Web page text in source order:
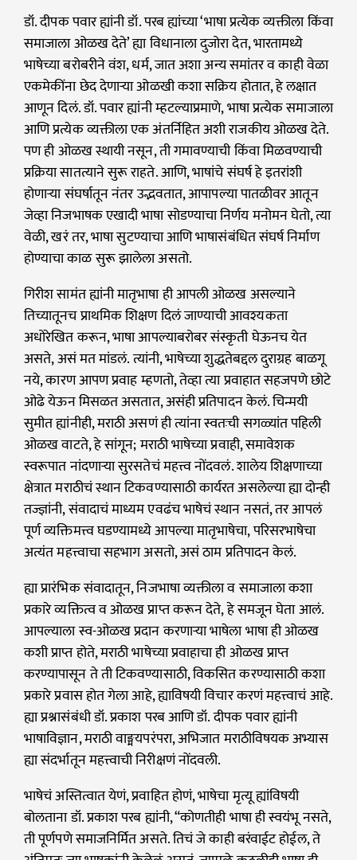
डॉ. दीपक पवार ह्यांनी डॉ. परब ह्यांच्या ‘भाषा प्रत्येक व्यक्तीला किंवा
समाजाला ओळख देते’ ह्या विधानाला दुजोरा देत, भारतामध्ये
भाषेच्या बरोबरीने वंश, धर्म, जात अशा अन्य समांतर व काही वेळा
एकमेकींना छेद देणाऱ्या ओळखी कशा सक्रिय होतात, हे लक्षात
आणून दिलं. डॉ. पवार ह्यांनी म्हटल्याप्रमाणे, भाषा प्रत्येक समाजाला
आणि प्रत्येक व्यक्तीला एक अंतर्निहित अशी राजकीय ओळख देते.
पण ही ओळख स्थायी नसून, ती गमावण्याची किंवा मिळवण्याची
प्रक्रिया सातत्याने सुरू राहते. आणि, भाषांचे संघर्ष हे इतरांशी
होणाऱ्या संघर्षातून नंतर उद्भवतात, आपापल्या पातळीवर आतून
जेव्हा निजभाषक एखादी भाषा सोडण्याचा निर्णय मनोमन घेतो, त्या
वेळी, खरं तर, भाषा सुटण्याचा आणि भाषासंबंधित संघर्ष निर्माण
होण्याचा काळ सुरू झालेला असतो.
गिरीश सामंत ह्यांनी मातृभाषा ही आपली ओळख असल्याने
तिच्यातूनच प्राथमिक शिक्षण दिलं जाण्याची आवश्यकता
अधोरेखित करून, भाषा आपल्याबरोबर संस्कृती घेऊनच येत
असते, असं मत मांडलं. त्यांनी, भाषेच्या शुद्धतेबद्दल दुराग्रह बाळगू
नये, कारण आपण प्रवाह म्हणतो, तेव्हा त्या प्रवाहात सहजपणे छोटे
ओढे येऊन मिसळत असतात, असंही प्रतिपादन केलं. चिन्मयी
सुमीत ह्यांनीही, मराठी असणं ही त्यांना स्वतःची सगळ्यांत पहिली
ओळख वाटते, हे सांगून; मराठी भाषेच्या प्रवाही, समावेशक
स्वरूपात नांदणाऱ्या सुरसतेचं महत्त्व नोंदवलं. शालेय शिक्षणाच्या
क्षेत्रात मराठीचं स्थान टिकवण्यासाठी कार्यरत असलेल्या ह्या दोन्ही
तज्ज्ञांनी, संवादाचं माध्यम एवढंच भाषेचं स्थान नसतं, तर आपलं
पूर्ण व्यक्तिमत्त्व घडण्यामध्ये आपल्या मातृभाषेचा, परिसरभाषेचा
अत्यंत महत्त्वाचा सहभाग असतो, असं ठाम प्रतिपादन केलं.
ह्या प्रारंभिक संवादातून, निजभाषा व्यक्तीला व समाजाला कशा
प्रकारे व्यक्तित्व व ओळख प्राप्त करून देते, हे समजून घेता आलं.
आपल्याला स्व-ओळख प्रदान करणाऱ्या भाषेला भाषा ही ओळख
कशी प्राप्त होते, मराठी भाषेच्या प्रवाहाचा ही ओळख प्राप्त
करण्यापासून ते ती टिकवण्यासाठी, विकसित करण्यासाठी कशा
प्रकारे प्रवास होत गेला आहे, ह्याविषयी विचार करणं महत्त्वाचं आहे.
ह्या प्रश्नासंबंधी डॉ. प्रकाश परब आणि डॉ. दीपक पवार ह्यांनी
भाषाविज्ञान, मराठी वाङ्मयपरंपरा, अभिजात मराठीविषयक अभ्यास
ह्या संदर्भातून महत्त्वाची निरीक्षणं नोंदवली.
भाषेचं अस्तित्वात येणं, प्रवाहित होणं, भाषेचा मृत्यू ह्यांविषयी
बोलताना डॉ. प्रकाश परब ह्यांनी, “कोणतीही भाषा ही स्वयंभू नसते,
ती पूर्णपणे समाजनिर्मित असते. तिचं जे काही बरंवाईट होईल, ते